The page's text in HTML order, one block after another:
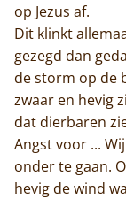
op Jezus af.
Dit klinkt
gezegd dan
de storm op de
zwaar en hevig
dat dierbaren
Angst voor ...
onder te gaan.
hevig de wind